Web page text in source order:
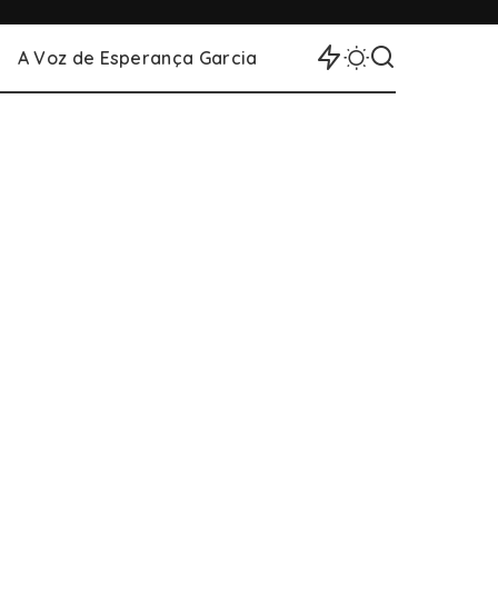
A Voz de Esperança Garcia